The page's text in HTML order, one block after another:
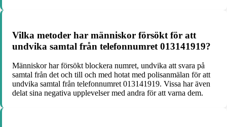
Vilka metoder har människor försökt för att
undvika samtal från telefonnumret 013141919?
Människor har försökt blockera numret, undvika att svara på
samtal från det och till och med hotat med polisanmälan för att
undvika samtal från telefonnumret 013141919. Vissa har även
delat sina negativa upplevelser med andra för att varna dem.